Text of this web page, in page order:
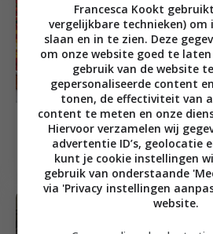
Voedzaam Genieten
Weekmenu #370
Weekmenu
Francesca Kookt
vergelijkbare technieken)
slaan en in te zien. Deze
om onze website goed te
gebruik van de website
gepersonaliseerde content
tonen, de effectiviteit van
content te meten en onze
Hiervoor verzamelen wij
advertentie ID’s, geolocatie
kunt je cookie instellingen
gebruik van onderstaande
via 'Privacy instellingen
website.